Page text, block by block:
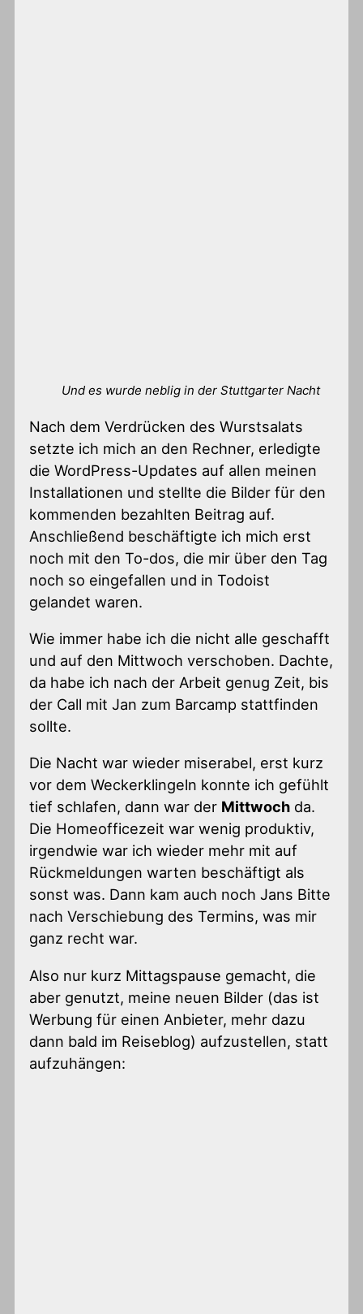
Und es wurde neblig in der Stuttgarter Nacht
Nach dem Verdrücken des Wurstsalats
setzte ich mich an den Rechner, erledigte
die WordPress-Updates auf allen meinen
Installationen und stellte die Bilder für den
kommenden bezahlten Beitrag auf.
Anschließend beschäftigte ich mich erst
noch mit den To-dos, die mir über den Tag
noch so eingefallen und in Todoist
gelandet waren.
Wie immer habe ich die nicht alle geschafft
und auf den Mittwoch verschoben. Dachte,
da habe ich nach der Arbeit genug Zeit, bis
der Call mit Jan zum Barcamp stattfinden
sollte.
Die Nacht war wieder miserabel, erst kurz
vor dem Weckerklingeln konnte ich gefühlt
tief schlafen, dann war der Mittwoch da.
Die Homeofficezeit war wenig produktiv,
irgendwie war ich wieder mehr mit auf
Rückmeldungen warten beschäftigt als
sonst was. Dann kam auch noch Jans Bitte
nach Verschiebung des Termins, was mir
ganz recht war.
Also nur kurz Mittagspause gemacht, die
aber genutzt, meine neuen Bilder (das ist
Werbung für einen Anbieter, mehr dazu
dann bald im Reiseblog) aufzustellen, statt
aufzuhängen: